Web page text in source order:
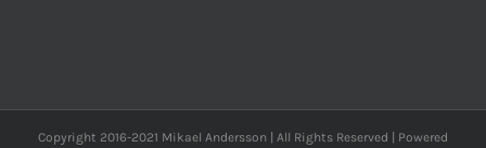
Copyright 2016-2021 Mikael Andersson | All Rights Reserved | Powered